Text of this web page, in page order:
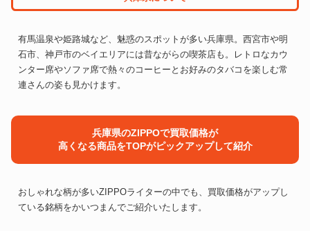
有馬温泉や姫路城など、魅惑のスポットが多い兵庫県。西宮市や明
石市、神戸市のベイエリアには昔ながらの喫茶店も。レトロなカウ
ンター席やソファ席で熱々のコーヒーとお好みのタバコを楽しむ常
連さんの姿も見かけます。
兵庫県のZIPPOで買取価格が
高くなる商品をTOPがピックアップして紹介
おしゃれな柄が多いZIPPOライターの中でも、買取価格がアップし
ている銘柄をかいつまんでご紹介いたします。